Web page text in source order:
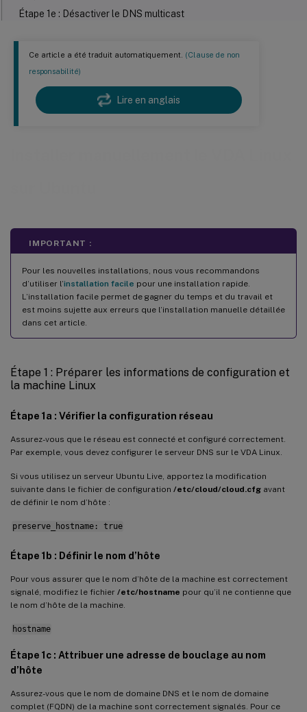
Ce article a été traduit automatiquement. (Clause de non
responsabilité)
Lire en anglais
IMPORTANT :
Pour les nouvelles installations, nous vous recommandons
d’utiliser l’installation facile pour une installation rapide.
L’installation facile permet de gagner du temps et du travail et
est moins sujette aux erreurs que l’installation manuelle détaillée
dans cet article.
Étape 1 : Préparer les informations de configuration et
la machine Linux
Étape 1a : Vérifier la configuration réseau
Assurez-vous que le réseau est connecté et configuré correctement.
Par exemple, vous devez configurer le serveur DNS sur le VDA Linux.
Si vous utilisez un serveur Ubuntu Live, apportez la modification
suivante dans le fichier de configuration /etc/cloud/cloud.cfg avant
de définir le nom d’hôte :
preserve_hostname: true
Étape 1b : Définir le nom d’hôte
Pour vous assurer que le nom d’hôte de la machine est correctement
signalé, modifiez le fichier /etc/hostname pour qu’il ne contienne que
le nom d’hôte de la machine.
hostname
Étape 1c : Attribuer une adresse de bouclage au nom
d’hôte
Assurez-vous que le nom de domaine DNS et le nom de domaine
complet (FQDN) de la machine sont correctement signalés. Pour ce
Étape 1e : Désactiver le DNS multicast
Étape 1g : Configurer la synchronisation de l’horloge (chrony)
Étape 1h : Installer et spécifier une base de données à utiliser
Corriger la synchronisation de l’heure sur Microsoft Hyper-V
Étape 3 : Ajouter la VM Linux au domaine Windows
Samba Winbind
Service d’authentification Quest
SSSD
PBIS
Étape 4 : Installer .NET
Étape 6 : Installer le VDA Linux
Étape 6a : Installer le VDA Linux
Étape 6b : Mettre à niveau le VDA Linux (facultatif)
Étape 7 : Installer les pilotes NVIDIA GRID
Configuration automatisée
Désinstaller le logiciel Linux VDA
Étape 10 : Exécuter le Linux VDA